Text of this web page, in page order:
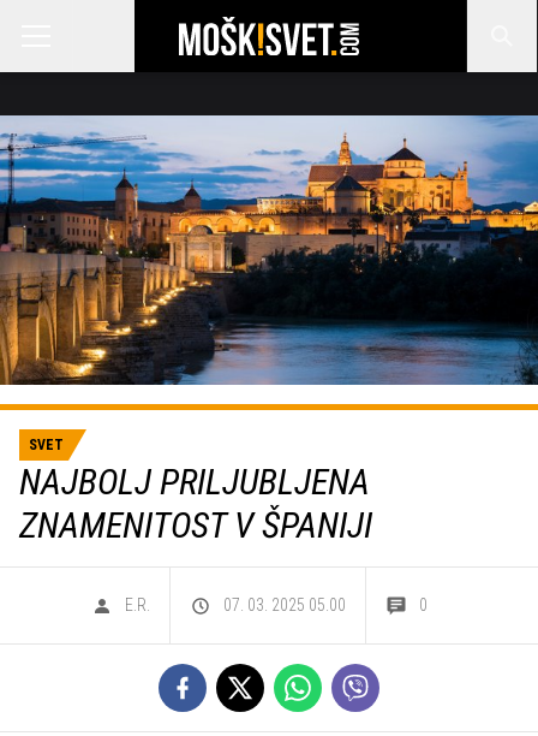
SVET
NAJBOLJ PRILJUBLJENA
ZNAMENITOST V ŠPANIJI
E.R. 07. 03. 2025 05.00 0